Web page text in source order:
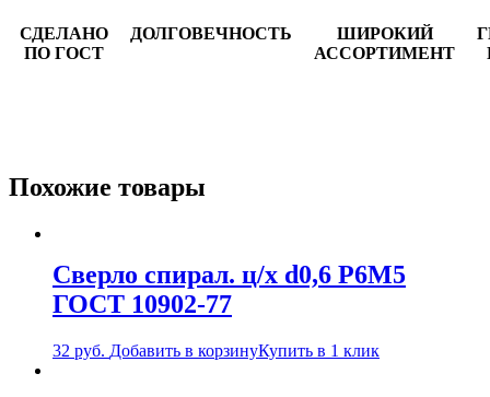
СДЕЛАНО
ПО ГОСТ
ДОЛГОВЕЧНОСТЬ
ШИРОКИЙ
АССОРТИМЕНТ
Похожие товары
Сверло спирал. ц/х d0,6 Р6М5
ГОСТ 10902-77
32 руб. Добавить в корзинуКупить в 1 клик